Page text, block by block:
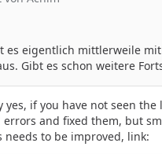
es eigentlich mittlerweile
Gibt es schon weitere
yes, if you have not seen the
errors and fixed them, but
needs to be improved, link: